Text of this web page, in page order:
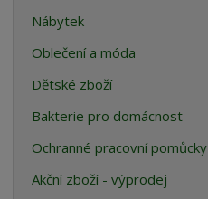
Nábytek
Oblečení a móda
Dětské zboží
Bakterie pro domácnost
Ochranné pracovní pomůcky
Akční zboží - výprodej